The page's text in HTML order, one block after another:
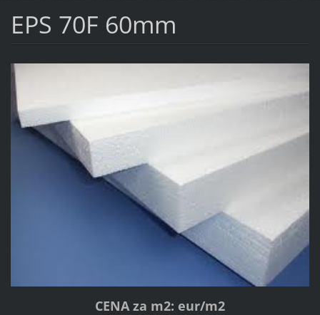
EPS 70F 60mm
CENA za m2: eur/m2